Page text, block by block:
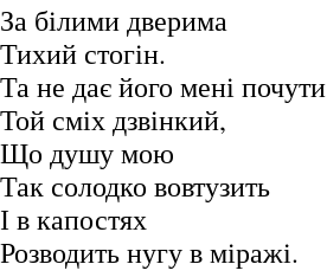
За білими дверима
Тихий стогін.
Та не дає його мені почути
Той сміх дзвінкий,
Що душу мою
Так солодко вовтузить
І в капостях
Розводить нугу в міражі.